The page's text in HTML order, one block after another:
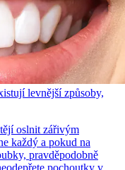
levnější způsoby,
oslnit zářivým
každý a pokud na
pravděpodobně
pochoutky v